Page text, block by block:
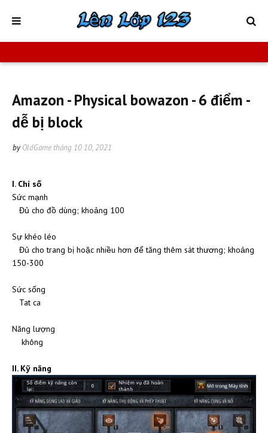
Amazon - Physical bowazon - 6 điểm -
dễ bị block
by OldGame tháng 10 10, 2021
I. Chỉ số
Sức mạnh
Đủ cho đồ dùng; khoảng 100
Sự khéo léo
Đủ cho trang bị hoặc nhiều hơn để tăng thêm sát thương; khoảng
150-300
Sức sống
Tat ca
Năng lượng
không
II. Kỹ năng